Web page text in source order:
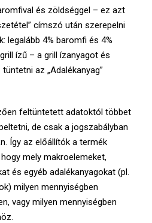
és zöldséggel – ez azt
címszó után szerepelni
legalább 4% baromfi és 4%
ízű – a grill ízanyagot és
az „Adalékanyag”
feltüntetett adatoktól többet
de csak a jogszabályban
Így az előállítók a termék
mely makroelemeket,
és egyéb adalékanyagokat (pl.
milyen mennyiségben
vagy milyen mennyiségben